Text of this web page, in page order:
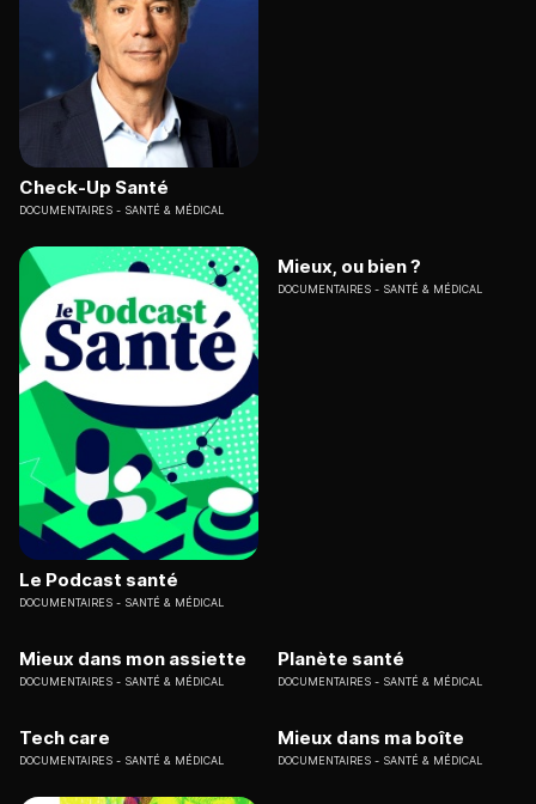
Check-Up Santé
DOCUMENTAIRES SANTÉ & MÉDICAL
Le Podcast santé
DOCUMENTAIRES SANTÉ & MÉDICAL
Mieux, ou bien ?
DOCUMENTAIRES SANTÉ & MÉDICAL
Mieux dans mon assiette
DOCUMENTAIRES SANTÉ & MÉDICAL
Planète santé
DOCUMENTAIRES SANTÉ & MÉDICAL
Tech care
DOCUMENTAIRES SANTÉ & MÉDICAL
Mieux dans ma boîte
DOCUMENTAIRES SANTÉ & MÉDICAL